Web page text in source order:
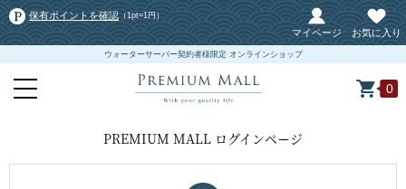
保有ポイントを確認 （1pt=1円）
マイページ お気に入り
ウォーターサーバー契約者様限定 オンラインショップ
0
PREMIUM MALL ログインページ